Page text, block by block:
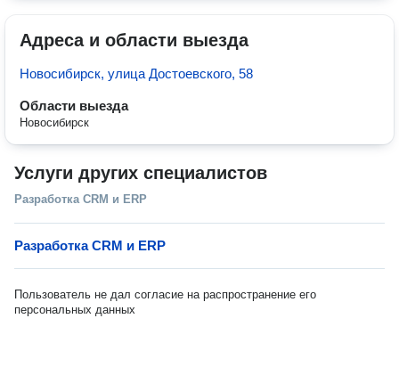
Адреса и области выезда
Новосибирск, улица Достоевского, 58
Области выезда
Новосибирск
Услуги других специалистов
Разработка СRM и ERP
Разработка CRM и ERP
Пользователь не дал согласие на распространение его
персональных данных